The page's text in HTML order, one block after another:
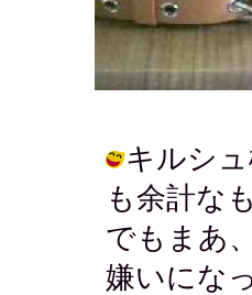
キルシ
も余計な
でもまあ
嫌いにな